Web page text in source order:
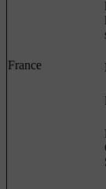
France